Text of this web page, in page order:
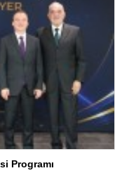
Programı